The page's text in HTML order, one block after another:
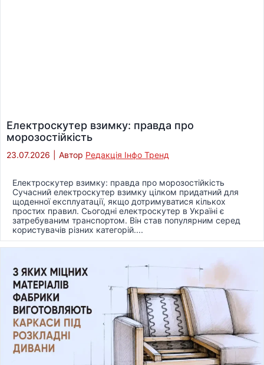
Електроскутер взимку: правда про
морозостійкість
23.07.2026 Автор Редакція Інфо Тренд
Електроскутер взимку: правда про морозостійкість
Сучасний електроскутер взимку цілком придатний для
щоденної експлуатації, якщо дотримуватися кількох
простих правил. Сьогодні електроскутер в Україні є
затребуваним транспортом. Він став популярним серед
користувачів різних категорій....